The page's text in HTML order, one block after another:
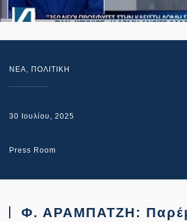
NEA, ΠΟΛΙΤΙΚΗ
30 Ιουλίου, 2025
Press Room
Φ. ΑΡΑΜΠΑΤΖΗ: